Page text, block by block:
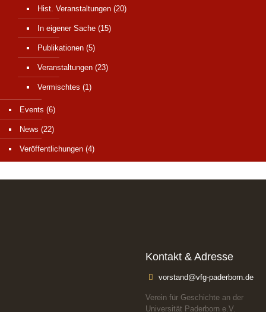
Hist. Veranstaltungen (20)
In eigener Sache (15)
Publikationen (5)
Veranstaltungen (23)
Vermischtes (1)
Events (6)
News (22)
Veröffentlichungen (4)
Kontakt & Adresse
vorstand@vfg-paderborn.de
Verein für Geschichte an der
Universität Paderborn e.V.